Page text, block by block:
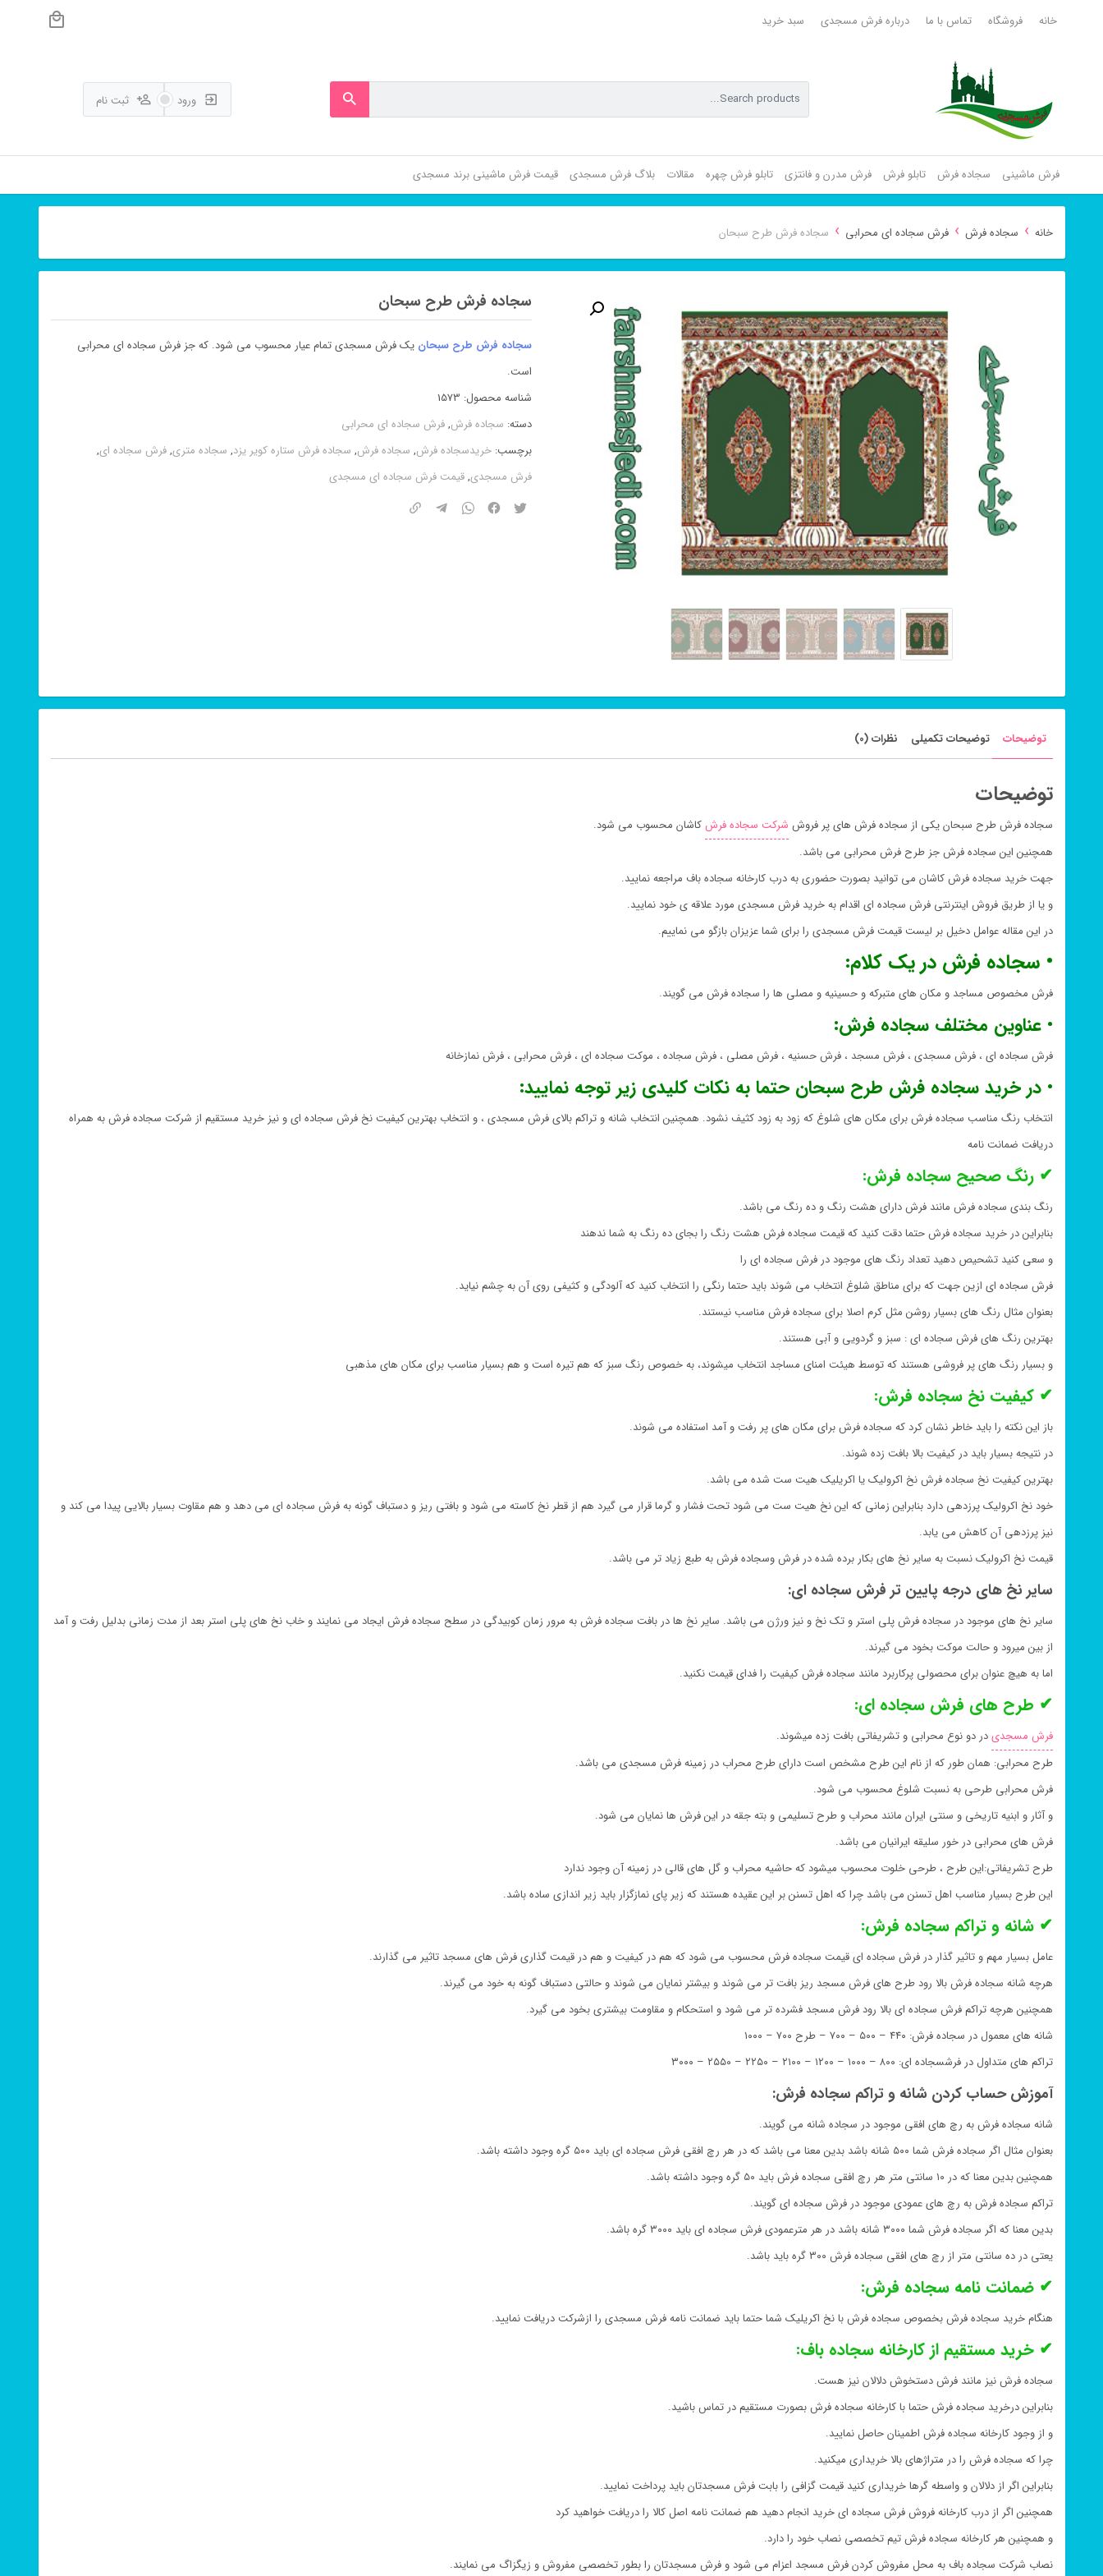
خانه فروشگاه تماس با ما درباره فرش مسجدی سبد خرید
ورود ثبت نام
فرش ماشینی سجاده فرش تابلو فرش فرش مدرن و فانتزی تابلو فرش چهره مقالات بلاگ فرش مسجدی قیمت فرش ماشینی برند مسجدی
خانه › سجاده فرش › فرش سجاده ای محرابی › سجاده فرش طرح سبحان
سجاده فرش طرح سبحان
سجاده فرش طرح سبحانیک فرش مسجدی تمام عیار محسوب می شود. که جز فرش سجاده ای محرابی
است.
شناسه محصول: 1573
دسته: سجاده فرش,فرش سجاده ای محرابی
برچسب:خریدسجاده فرش, سجاده فرش, سجاده فرش ستاره کویر یزد, سجاده متری,فرش سجاده ای,
فرش مسجدی,قیمت فرش سجاده ای مسجدی
توضیحات توضیحات تکمیلی نظرات (0)
توضیحات
سجاده فرش طرح سبحان یکی از سجاده فرش های پر فروش شرکت سجاده فرشکاشان محسوب می شود.
همچنین این سجاده فرش جز طرح فرش محرابی می باشد.
جهت خرید سجاده فرش کاشان می توانید بصورت حضوری به درب کارخانه سجاده باف مراجعه نمایید.
و یا از طریق فروش اینترنتی فرش سجاده ای اقدام به خرید فرش مسجدی مورد علاقه ی خود نمایید.
در این مقاله عوامل دخیل بر لیست قیمت فرش مسجدی را برای شما عزیزان بازگو می نماییم.
• سجاده فرش در یک کلام:
فرش مخصوص مساجد و مکان های متبرکه و حسینیه و مصلی ها را سجاده فرش می گویند.
• عناوین مختلف سجاده فرش:
فرش سجاده ای ، فرش مسجدی ، فرش مسجد ، فرش حسنیه ، فرش مصلی ، فرش سجاده ، موکت سجاده ای ، فرش محرابی ، فرش نمازخانه
• در خرید سجاده فرش طرح سبحان حتما به نکات کلیدی زیر توجه نمایید:
انتخاب رنگ مناسب سجاده فرش برای مکان های شلوغ که زود به زود کثیف نشود. همچنین انتخاب شانه و تراکم بالای فرش مسجدی ، و انتخاب بهترین کیفیت نخ فرش سجاده ای و نیز خرید مستقیم از شرکت سجاده فرش به همراه
دریافت ضمانت نامه
✔ رنگ صحیح سجاده فرش:
رنگ بندی سجاده فرش مانند فرش دارای هشت رنگ و ده رنگ می باشد.
بنابراین در خرید سجاده فرش حتما دقت کنید که قیمت سجاده فرش هشت رنگ را بجای ده رنگ به شما ندهند
و سعی کنید تشحیص دهید تعداد رنگ های موجود در فرش سجاده ای را
فرش سجاده ای ازین جهت که برای مناطق شلوغ انتخاب می شوند باید حتما رنگی را انتخاب کنید که آلودگی و کثیفی روی آن به چشم نیاید.
بعنوان مثال رنگ های بسیار روشن مثل کرم اصلا برای سجاده فرش مناسب نیستند.
بهترین رنگ های فرش سجاده ای : سبز و گردویی و آبی هستند.
و بسیار رنگ های پر فروشی هستند که توسط هیئت امنای مساجد انتخاب میشوند، به خصوص رنگ سبز که هم تیره است و هم بسیار مناسب برای مکان های مذهبی
✔ کیفیت نخ سجاده فرش:
باز این نکته را باید خاطر نشان کرد که سجاده فرش برای مکان های پر رفت و آمد استفاده می شوند.
در نتیجه بسیار باید در کیفیت بالا بافت زده شوند.
بهترین کیفیت نخ سجاده فرش نخ اکرولیک یا اکریلیک هیت ست شده می باشد.
خود نخ اکرولیک پرزدهی دارد بنابراین زمانی که این نخ هیت ست می شود تحت فشار و گرما قرار می گیرد هم از قطر نخ کاسته می شود و بافتی ریز و دستباف گونه به فرش سجاده ای می دهد و هم مقاوت بسیار بالایی پیدا می کند و
نیز پرزدهی آن کاهش می یابد.
قیمت نخ اکرولیک نسبت به سایر نخ های بکار برده شده در فرش وسجاده فرش به طبع زیاد تر می باشد.
سایر نخ های درجه پایین تر فرش سجاده ای:
سایر نخ های موجود در سجاده فرش پلی استر و تک نخ و نیز ورژن می باشد. سایر نخ ها در بافت سجاده فرش به مرور زمان کوبیدگی در سطح سجاده فرش ایجاد می نمایند و خاب نخ های پلی استر بعد از مدت زمانی بدلیل رفت و آمد
از بین میرود و حالت موکت بخود می گیرند.
اما به هیچ عنوان برای محصولی پرکاربرد مانند سجاده فرش کیفیت را فدای قیمت نکنید.
✔ طرح های فرش سجاده ای:
فرش مسجدیدر دو نوع محرابی و تشریفاتی بافت زده میشوند.
طرح محرابی: همان طور که از نام این طرح مشخص است دارای طرح محراب در زمینه فرش مسجدی می باشد.
فرش محرابی طرحی به نسبت شلوغ محسوب می شود.
و آثار و ابنیه تاریخی و سنتی ایران مانند محراب و طرح تسلیمی و بته جقه در این فرش ها نمایان می شود.
فرش های محرابی در خور سلیقه ایرانیان می باشد.
طرح تشریفاتی:این طرح ، طرحی خلوت محسوب میشود که حاشیه محراب و گل های قالی در زمینه آن وجود ندارد
این طرح بسیار مناسب اهل تسنن می باشد چرا که اهل تسنن بر این عقیده هستند که زیر پای نمازگزار باید زیر اندازی ساده باشد.
✔ شانه و تراکم سجاده فرش:
عامل بسیار مهم و تاثیر گذار در فرش سجاده ای قیمت سجاده فرش محسوب می شود که هم در کیفیت و هم در قیمت گذاری فرش های مسجد تاثیر می گذارند.
هرچه شانه سجاده فرش بالا رود طرح های فرش مسجد ریز بافت تر می شوند و بیشتر نمایان می شوند و حالتی دستباف گونه به خود می گیرند.
همچنین هرچه تراکم فرش سجاده ای بالا رود فرش مسجد فشرده تر می شود و استحکام و مقاومت بیشتری بخود می گیرد.
شانه های معمول در سجاده فرش: ۴۴۰ – ۵۰۰ – ۷۰۰ – طرح ۷۰۰ – ۱۰۰۰
تراکم های متداول در فرشسجاده ای: ۸۰۰ – ۱۰۰۰ – ۱۲۰۰ – ۲۱۰۰ – ۲۲۵۰ – ۲۵۵۰ – ۳۰۰۰
آموزش حساب کردن شانه و تراکم سجاده فرش:
شانه سجاده فرش به رچ های افقی موجود در سجاده شانه می گویند.
بعنوان مثال اگر سجاده فرش شما ۵۰۰ شانه باشد بدین معنا می باشد که در هر رچ افقی فرش سجاده ای باید ۵۰۰ گره وجود داشته باشد.
همچنین بدین معنا که در ۱۰ سانتی متر هر رچ افقی سجاده فرش باید ۵۰ گره وجود داشته باشد.
تراکم سجاده فرش به رچ های عمودی موجود در فرش سجاده ای گویند.
بدین معنا که اگر سجاده فرش شما ۳۰۰۰ شانه باشد در هر مترعمودی فرش سجاده ای باید ۳۰۰۰ گره باشد.
یعتی در ده سانتی متر از رچ های افقی سجاده فرش ۳۰۰ گره باید باشد.
✔ ضمانت نامه سجاده فرش:
هنگام خرید سجاده فرش بخصوص سجاده فرش با نخ اکریلیک شما حتما باید ضمانت نامه فرش مسجدی را ازشرکت دریافت نمایید.
✔ خرید مستقیم از کارخانه سجاده باف:
سجاده فرش نیز مانند فرش دستخوش دلالان نیز هست.
بنابراین درخرید سجاده فرش حتما با کارخانه سجاده فرش بصورت مستقیم در تماس باشید.
و از وجود کارخانه سجاده فرش اطمینان حاصل نمایید.
چرا که سجاده فرش را در متراژهای بالا خریداری میکنید.
بنابراین اگر از دلالان و واسطه گرها خریداری کنید قیمت گزافی را بابت فرش مسجدتان باید پرداخت نمایید.
همچنین اگر از درب کارخانه فروش فرش سجاده ای خرید انجام دهید هم ضمانت نامه اصل کالا را دریافت خواهید کرد
و همچنین هر کارخانه سجاده فرش تیم تخصصی نصاب خود را دارد.
نصاب شرکت سجاده باف به محل مفروش کردن فرش مسجد اعزام می شود و فرش مسجدتان را بطور تخصصی مفروش و زیگزاگ می نمایند.